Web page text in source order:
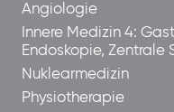
Angiologie
Innere Medizin 4:
Endoskopie, Zentrale
Nuklearmedizin
Physiotherapie